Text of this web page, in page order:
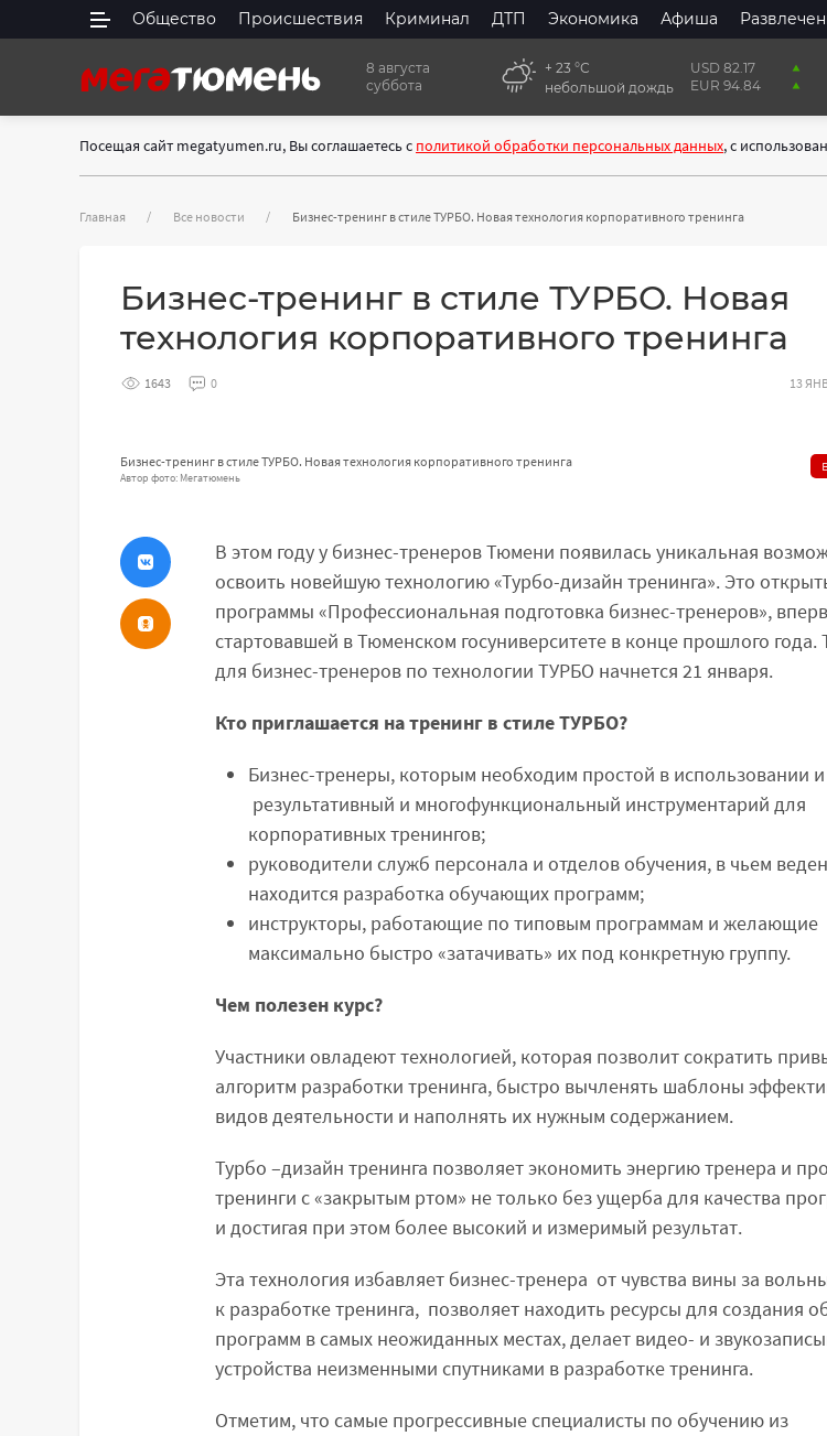
Общество Происшествия Криминал ДТП Экономика Афиша
8 августа
суббота
+ 23 °С
небольшой дождь
USD 82.17
EUR 94.84
Посещая сайт megatyumen.ru, Вы соглашаетесь с политикой обработки персональных данных, с
Главная Все новости Бизнес-тренинг в стиле ТУРБО. Новая технология корпоративного тренинга
Бизнес-тренинг в стиле ТУРБО. Новая
технология корпоративного тренинга
1643 0 13
Бизнес-тренинг в стиле ТУРБО. Новая технология корпоративного тренинга
Автор фото: Мегатюмень
В этом году у бизнес-тренеров Тюмени появилась уникальная
освоить новейшую технологию «Турбо-дизайн тренинга». Это
программы «Профессиональная подготовка бизнес-тренеров»,
стартовавшей в Тюменском госуниверситете в конце прошлого года.
для бизнес-тренеров по технологии ТУРБО начнется 21 января.
Кто приглашается натренинг в стиле ТУРБО?
Бизнес-тренеры, которым необходим простой в использовании
результативный и многофункциональный инструментарий для
корпоративных тренингов;
руководители служб персонала и отделов обучения, в чьем
находится разработка обучающих программ;
инструкторы, работающие по типовым программам и желающие
максимально быстро «затачивать» их под конкретную группу.
Чем полезен курс?
Участники овладеют технологией, которая позволит сократить
алгоритм разработки тренинга, быстро вычленять шаблоны
видов деятельности и наполнять их нужным содержанием.
Турбо –дизайн тренинга позволяет экономить энергию тренера и
тренинги с «закрытым ртом» не только без ущерба для качества
и достигая при этом более высокий и измеримый результат.
Эта технология избавляет бизнес-тренера от чувства вины за
к разработке тренинга, позволяет находить ресурсы для создания
программ в самых неожиданных местах, делает видео- и
устройства неизменными спутниками в разработке тренинга.
Отметим, что самые прогрессивные специалисты по обучению из